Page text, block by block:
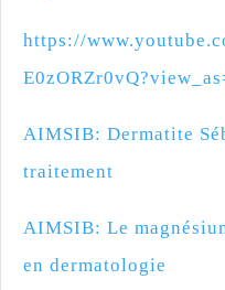
https://
AIMSIB: Dermatite
traitement
AIMSIB: Le
en dermatologie